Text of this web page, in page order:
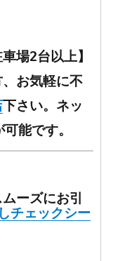
場2台以上】
お気軽に不
下さい。ネッ
能です。
ーズにお引
チェックシー